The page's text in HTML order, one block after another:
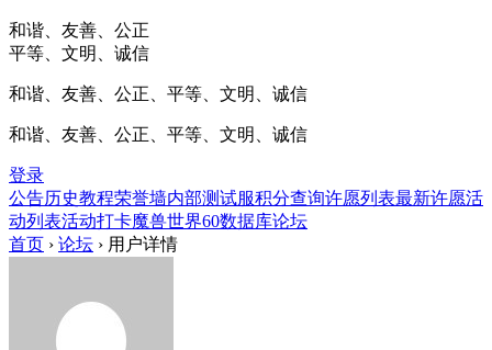
和谐、友善、公正
平等、文明、诚信
和谐、友善、公正、平等、文明、诚信
和谐、友善、公正、平等、文明、诚信
登录
公告历史教程荣誉墙内部测试服积分查询许愿列表最新许愿活
动列表活动打卡魔兽世界60数据库论坛
首页 › 论坛 › 用户详情